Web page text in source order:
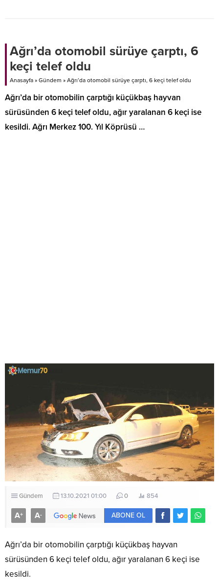
Ağrı’da otomobil sürüye çarptı, 6
keçi telef oldu
Anasayfa » Gündem » Ağrı’da otomobil sürüye çarptı, 6 keçi telef oldu
Ağrı’da bir otomobilin çarptığı küçükbaş hayvan
sürüsünden 6 keçi telef oldu, ağır yaralanan 6 keçi ise
kesildi. Ağrı Merkez 100. Yıl Köprüsü …
Gündem 13.10.2021 01:00 0 854
A+ A- ABONE OL
Ağrı’da bir otomobilin çarptığı küçükbaş hayvan
sürüsünden 6 keçi telef oldu, ağır yaralanan 6 keçi ise
kesildi.